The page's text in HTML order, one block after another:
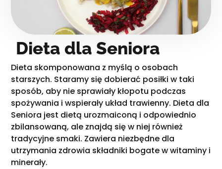
Dieta dla Seniora
Dieta skomponowana z myślą o osobach
starszych. Staramy się dobierać posiłki w taki
sposób, aby nie sprawiały kłopotu podczas
spożywania i wspierały układ trawienny. Dieta dla
Seniora jest dietą urozmaiconą i odpowiednio
zbilansowaną, ale znajdą się w niej również
tradycyjne smaki. Zawiera niezbędne dla
utrzymania zdrowia składniki bogate w witaminy i
minerały.